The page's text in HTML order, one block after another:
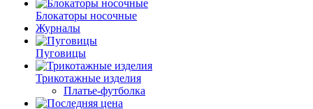
Блокаторы носочные
Журналы
Пуговицы
Трикотажные изделия
Платье-футболка